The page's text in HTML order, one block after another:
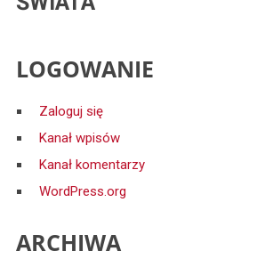
LOGOWANIE
Zaloguj się
Kanał wpisów
Kanał komentarzy
WordPress.org
ARCHIWA